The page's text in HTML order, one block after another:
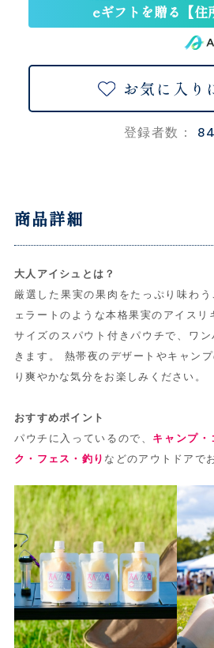
お気に入り
登録者数：
商品詳細
大人アイシュとは？
厳選した果実の果肉をたっぷり味わ
ェラートのような本格果実のアイスリ
サイズのスパウト付きパウチで、ワ
きます。 熱帯夜のデザートやキャン
り爽やかな気分をお楽しみください。
おすすめポイント
パウチに入っているので、 キャンプ・
ク・フェス・釣り などのアウトドアで